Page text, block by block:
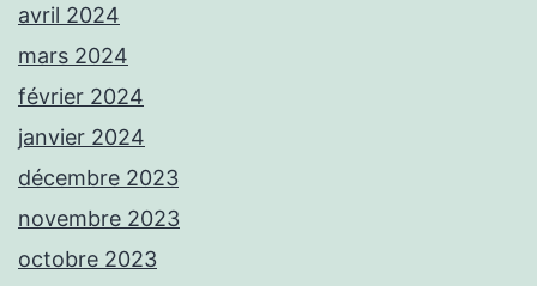
avril 2024
mars 2024
février 2024
janvier 2024
décembre 2023
novembre 2023
octobre 2023